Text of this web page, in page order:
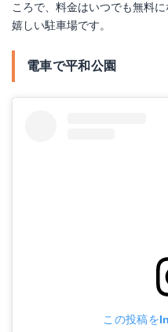
ころで、料金はいつでも無料
嬉しい駐車場です。
電車で平和公園
この投稿を